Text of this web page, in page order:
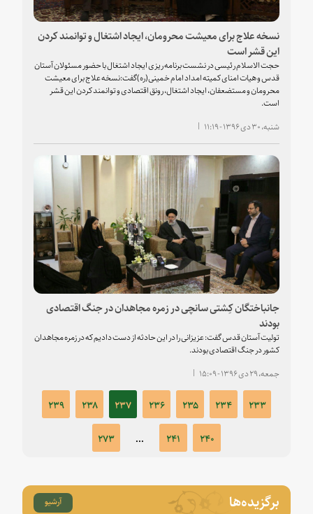
نسخه علاج برای معیشت محرومان، ایجاد اشتغال و توانمند کردن
این قشر است
حجت الاسلام رئیسی در نشست برنامه ریزی ایجاد اشتغال با حضور مسئولان آستان
قدس و هیات امنای کمیته امداد امام خمینی(ره)گفت:نسخه علاج برای معیشت
محرومان و مستضعفان، ایجاد اشتغال، رونق اقتصادی و توانمند کردن این قشر
است.
شنبه، ۳۰ دی ۱۳۹۶ - ۱۱:۱۹
جانباختگان کِشتی سانچی در زمره مجاهدان در جنگ اقتصادی
بودند
تولیت آستان قدس گفت: عزیزانی را در این حادثه از دست دادیم که در زمره مجاهدان
کشور در جنگ اقتصادی بودند.
جمعه، ۲۹ دی ۱۳۹۶ - ۱۵:۰۹
۲۳۳ ۲۳۴ ۲۳۵ ۲۳۶ ۲۳۷ ۲۳۸
۲۳۹
۲۴۰
۲۴۱ ... ۲۷۳
برگزیده‌ها آرشیو